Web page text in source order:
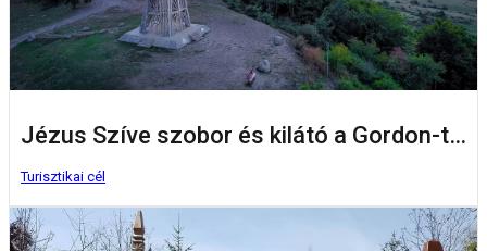
Jézus Szíve szobor és kilátó a Gordon-tetőn
Turisztikai cél